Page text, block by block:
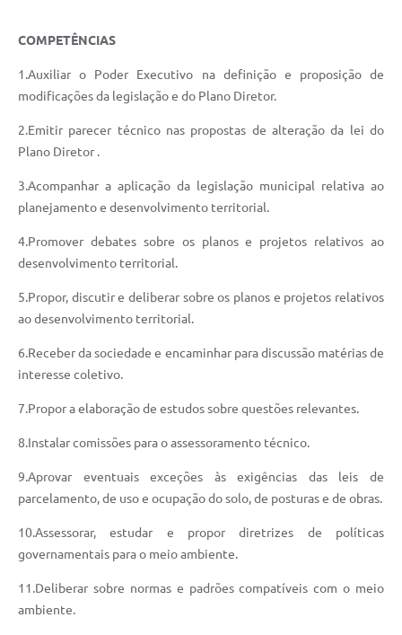
Recebimento de Recursos
Serviço de Informação ao Cidadão
Galeria de Fotos
Audiências Públicas
Arquivos para Download
Carta de Serviços
Galeria de Vídeos
Projetos
Agenda
SIC
Briefing de Ações, Divulgações e Eventos
COMPETÊNCIAS
1.Auxiliar o Poder Executivo na definição e proposição de
modificações da legislação e do Plano Diretor.
2.Emitir parecer técnico nas propostas de alteração da lei do
Plano Diretor .
3.Acompanhar a aplicação da legislação municipal relativa ao
planejamento e desenvolvimento territorial.
4.Promover debates sobre os planos e projetos relativos ao
desenvolvimento territorial.
5.Propor, discutir e deliberar sobre os planos e projetos relativos
ao desenvolvimento territorial.
6.Receber da sociedade e encaminhar para discussão matérias de
interesse coletivo.
7.Propor a elaboração de estudos sobre questões relevantes.
8.Instalar comissões para o assessoramento técnico.
9.Aprovar eventuais exceções às exigências das leis de
parcelamento, de uso e ocupação do solo, de posturas e de obras.
10.Assessorar, estudar e propor diretrizes de políticas
governamentais para o meio ambiente.
11.Deliberar sobre normas e padrões compatíveis com o meio
ambiente.